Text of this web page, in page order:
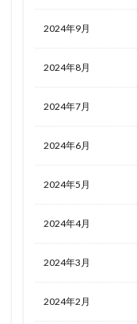
2024年9月
2024年8月
2024年7月
2024年6月
2024年5月
2024年4月
2024年3月
2024年2月